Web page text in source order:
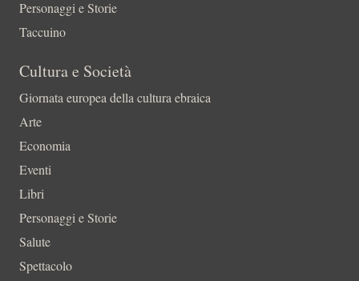
Personaggi e Storie
Taccuino
Cultura e Società
Giornata europea della cultura ebraica
Arte
Economia
Eventi
Libri
Personaggi e Storie
Salute
Spettacolo